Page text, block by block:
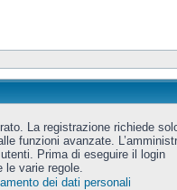
La registrazione richiede
funzioni avanzate.
Prima di eseguire il login
le varie regole.
dei dati personali